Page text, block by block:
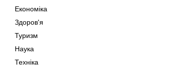
Економіка
Здоров'я
Туризм
Наука
Техніка